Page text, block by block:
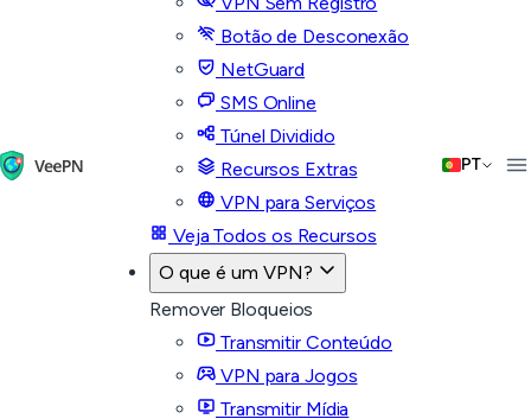
Botão de Desconexão
NetGuard
SMS Online
Túnel Dividido
Recursos Extras
VPN para Serviços
Veja Todos os Recursos
O que é um VPN?
Remover Bloqueios
Transmitir Conteúdo
VPN para Jogos
Transmitir Mídia
PT